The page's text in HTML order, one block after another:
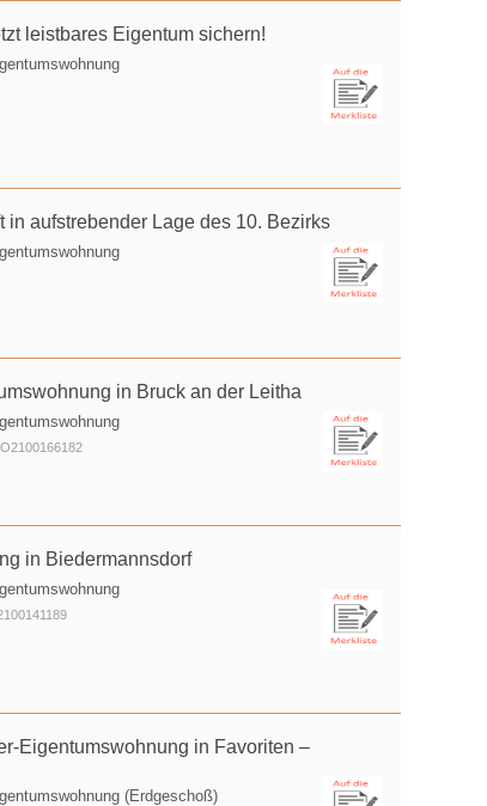
leistbares Eigentum sichern!
aufstrebender Lage des 10. Bezirks
in Bruck an der Leitha
in Biedermannsdorf
Eigentumswohnung in Favoriten –
(Erdgeschoß)